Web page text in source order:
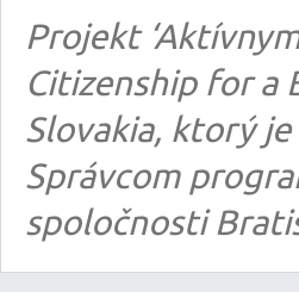
Projekt
Citizenship for a
Slovakia, ktorý
Správcom
spoločnosti